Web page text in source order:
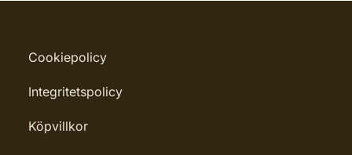
Cookiepolicy
Integritetspolicy
Köpvillkor